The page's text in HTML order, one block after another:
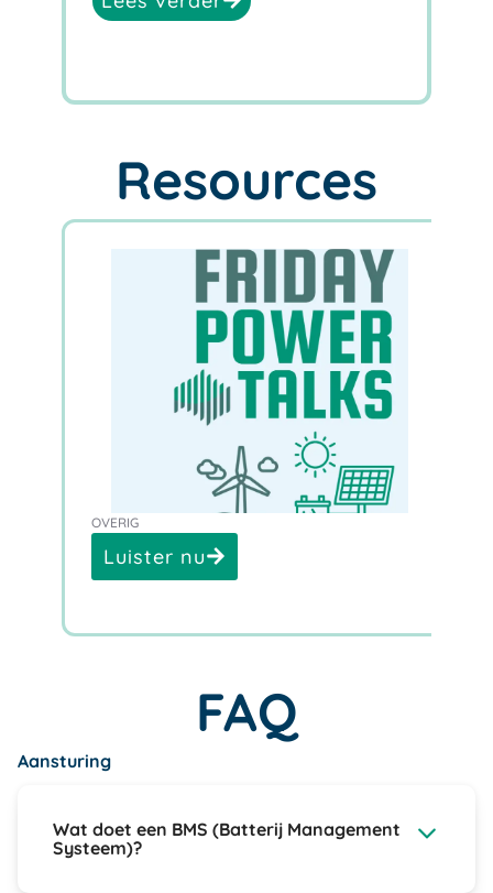
Resources
OVERIG
Luister nu
FAQ
Aansturing
Wat doet een BMS (Batterij Management
Systeem)?